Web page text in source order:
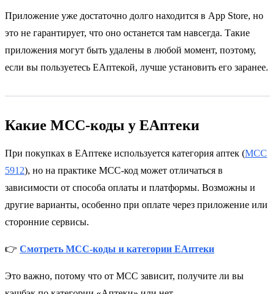
Приложение уже достаточно долго находится в App Store, но
это не гарантирует, что оно останется там навсегда. Такие
приложения могут быть удалены в любой момент, поэтому,
если вы пользуетесь ЕАптекой, лучше установить его заранее.
Какие MCC-коды у ЕАптеки
При покупках в ЕАптеке используется категория аптек (МСС
5912), но на практике MCC-код может отличаться в
зависимости от способа оплаты и платформы. Возможны и
другие варианты, особенно при оплате через приложение или
сторонние сервисы.
👉 Смотреть MCC-коды и категории ЕАптеки
Это важно, потому что от MCC зависит, получите ли вы